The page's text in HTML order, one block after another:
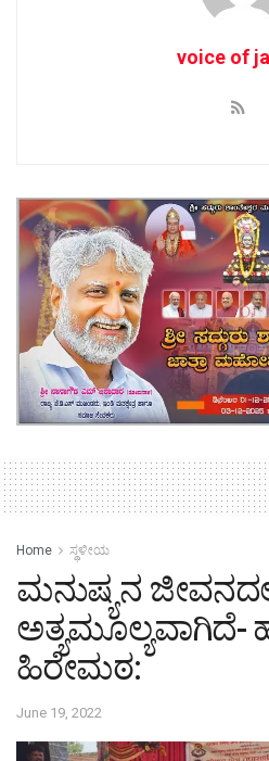
voice of
Home ಸ್ಥಳೀಯ
ಮನುಷ್ಯನ
ಅತ್ಯಮೂಲ್ಯವಾಗಿದೆ-
ಹಿರೇಮಠ:
June 19, 2022